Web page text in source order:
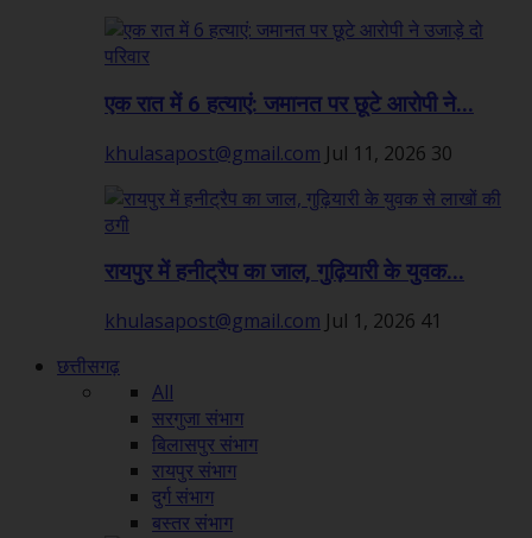
एक रात में 6 हत्याएं: जमानत पर छूटे आरोपी ने...
khulasapost@gmail.com Jul 11, 2026 30
रायपुर में हनीट्रैप का जाल, गुढ़ियारी के युवक...
khulasapost@gmail.com Jul 1, 2026 41
छत्तीसगढ़
All
सरगुजा संभाग
बिलासपुर संभाग
रायपुर संभाग
दुर्ग संभाग
बस्तर संभाग